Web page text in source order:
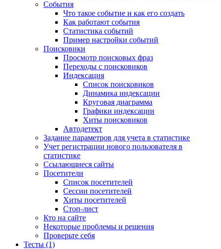
События
Что такое событие и как его создать
Как работают события
Статистика событий
Пример настройки событий
Поисковики
Просмотр поисковых фраз
Переходы с поисковиков
Индексация
Список поисковиков
Динамика индексации
Круговая диаграмма
Графики индексации
Хиты поисковиков
Автодетект
Задание параметров для учета в статистике
Учет регистрации нового пользователя в
статистике
Ссылающиеся сайты
Посетители
Список посетителей
Сессии посетителей
Хиты посетителей
Стоп-лист
Кто на сайте
Некоторые проблемы и решения
Проверьте себя
Тесты (1)